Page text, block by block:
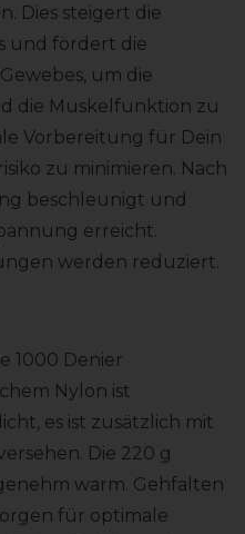
Dies steigert die
und fördert die
um die
die Muskelfunktion zu
Vorbereitung für Dein
zu minimieren. Nach
beschleunigt und
erreicht.
werden reduziert.
1000 Denier
Nylon ist
es ist zusätzlich mit
Die 220 g
warm. Gehfalten
für optimale